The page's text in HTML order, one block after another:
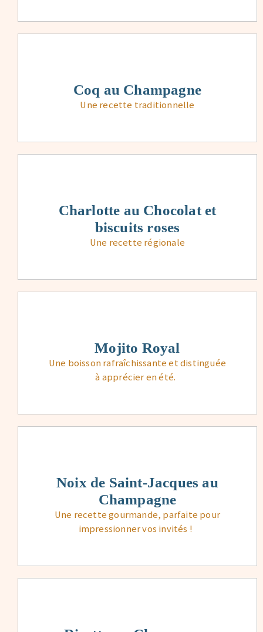
Coq au Champagne
Une recette traditionnelle
Charlotte au Chocolat et
biscuits roses
Une recette régionale
Mojito Royal
Une boisson rafraîchissante et distinguée
à apprécier en été.
Noix de Saint-Jacques au
Champagne
Une recette gourmande, parfaite pour
impressionner vos invités !